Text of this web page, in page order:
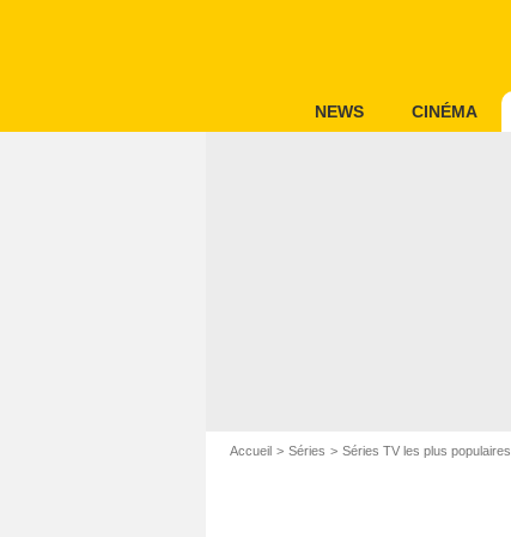
NEWS CINÉMA
Accueil Séries Séries TV les plus populaires